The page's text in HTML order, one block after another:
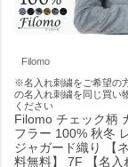
Filomo
※名入れ刺繍をご希望の
の名入れ刺繍を同じ買い
ください
Filomo チェック柄
フラー 100% 秋冬
ジャガード織り 【
料無料】 7F 【名入